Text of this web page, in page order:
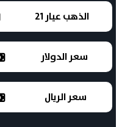
الذهب عيار 21
سعر الدولار
سعر الريال